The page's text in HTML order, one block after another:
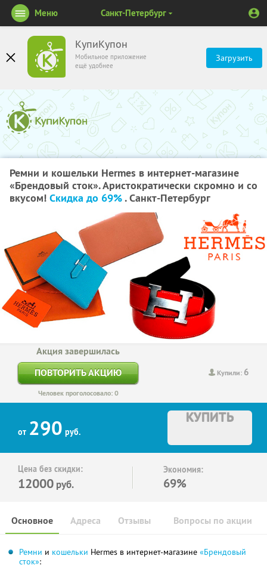
КупиКупон
Мобильное приложение
ещё удобнее
Загрузить
Меню Санкт-Петербург
Ремни и кошельки Hermes в интернет-магазине
«Брендовый сток». Аристократически скромно и со
вкусом! Скидка до 69%. Санкт-Петербург
Купили: 6
Акция завершилась
ПОВТОРИТЬ АКЦИЮ
Человек проголосовало: 0
от 290 руб.
КУПИТЬ
Цена без скидки:
12000 руб.
Экономия:
69%
Основное Отзывы Вопросы по акции
Адреса
Ремни и кошельки Hermes в интернет-магазине «Брендовый
сток»: